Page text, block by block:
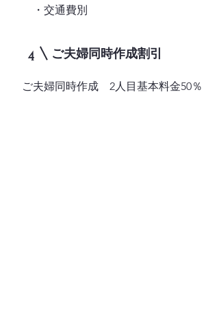
・交通費別
4 ​ご夫婦同時作成割引
ご夫婦同時作成 2人目基本料金50％